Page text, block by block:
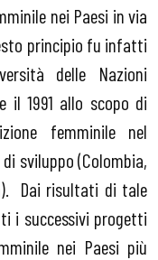
nei Paesi in via
principio fu infatti
delle Nazioni
il 1991 allo scopo di
femminile nel
sviluppo (Colombia,
Dai risultati di tale
i successivi progetti
nei Paesi più